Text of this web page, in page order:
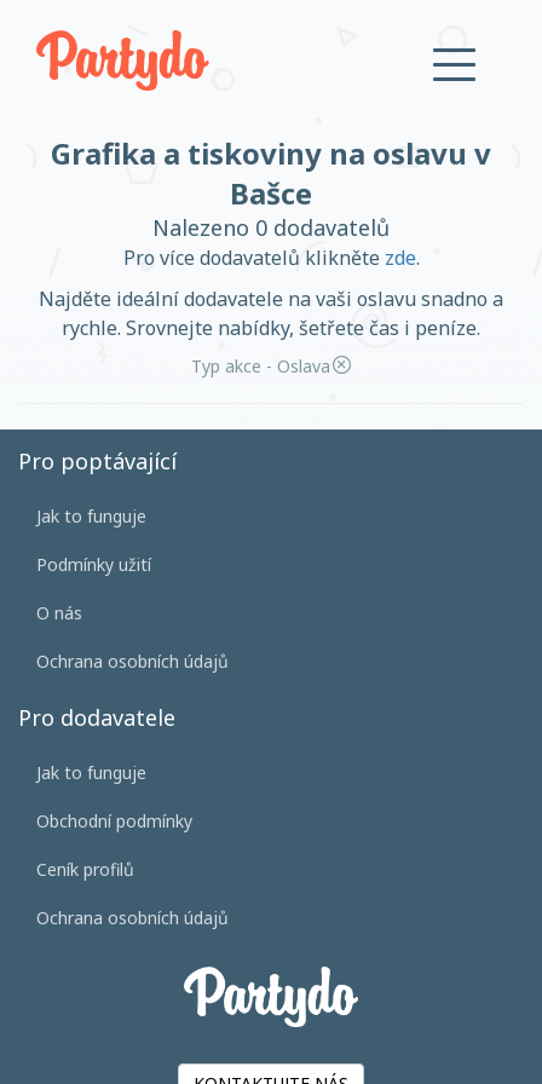
Přihlásit se
Založit účet
Grafika a tiskoviny na oslavu v
Bašce
Nalezeno 0 dodavatelů
Pro více dodavatelů klikněte zde.
Najděte ideální dodavatele na vaši oslavu snadno a
rychle. Srovnejte nabídky, šetřete čas i peníze.
Typ akce - Oslava
Pro poptávající
Jak to funguje
Podmínky užití
O nás
Ochrana osobních údajů
Pro dodavatele
Jak to funguje
Obchodní podmínky
Ceník profilů
Ochrana osobních údajů